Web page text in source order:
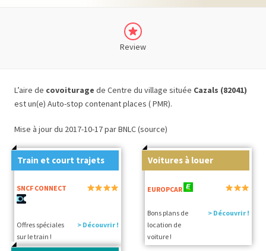
Review
L’aire de covoiturage de Centre du village située Cazals (82041)
est un(e) Auto-stop contenant places ( PMR).
Mise à jour du 2017-10-17 par BNLC (source)
Train et court trajets
SNCF CONNECT
Offres spéciales
sur le train !
> Découvrir !
Voitures à louer
EUROPCAR
Bons plans de
location de
voiture !
> Découvrir !